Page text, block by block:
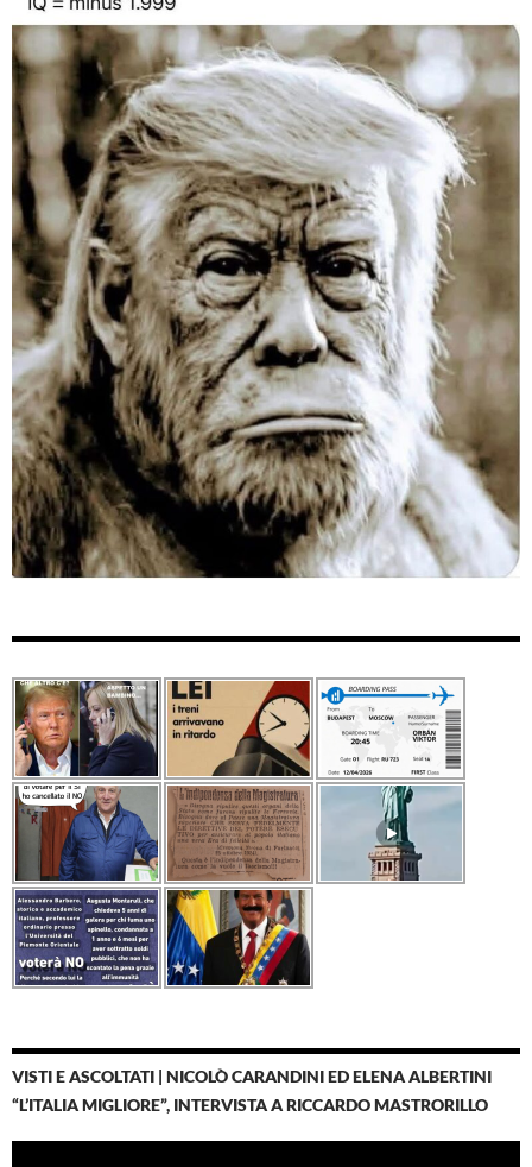
VISTI E ASCOLTATI | NICOLÒ CARANDINI ED ELENA ALBERTINI
“L’ITALIA MIGLIORE”, INTERVISTA A RICCARDO MASTRORILLO